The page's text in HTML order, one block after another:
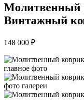
Молитвенный
Винтажный
148 000 ₽